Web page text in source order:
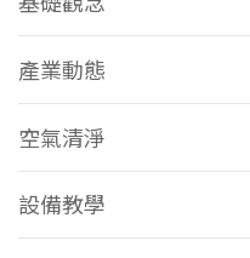
產業動態
空氣清淨
設備教學